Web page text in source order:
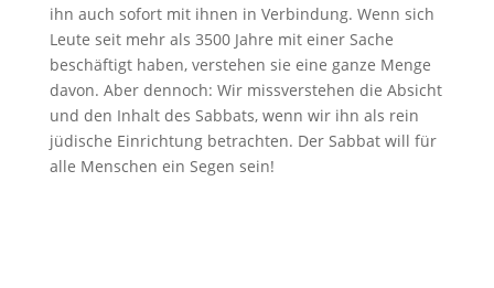
ihn auch sofort mit ihnen in Verbindung. Wenn sich
Leute seit mehr als 3500 Jahre mit einer Sache
beschäftigt haben, verstehen sie eine ganze Menge
davon. Aber dennoch: Wir missverstehen die Absicht
und den Inhalt des Sabbats, wenn wir ihn als rein
jüdische Einrichtung betrachten. Der Sabbat will für
alle Menschen ein Segen sein!